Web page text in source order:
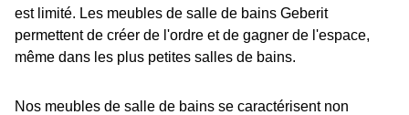
est limité. Les meubles de salle de bains Geberit
permettent de créer de l'ordre et de gagner de l'espace,
même dans les plus petites salles de bains.
Nos meubles de salle de bains se caractérisent non